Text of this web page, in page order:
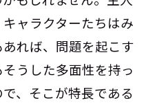
ャラクターたちはみ
れば、問題を起こす
うした多面性を持っ
、そこが特長である